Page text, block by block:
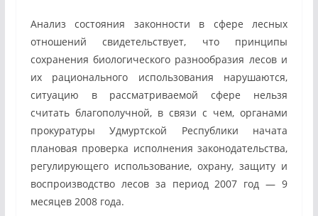
Анализ состояния законности в сфере лесных
отношений свидетельствует, что принципы
сохранения биологического разнообразия лесов и
их рационального использования нарушаются,
ситуацию в рассматриваемой сфере нельзя
считать благополучной, в связи с чем, органами
прокуратуры Удмуртской Республики начата
плановая проверка исполнения законодательства,
регулирующего использование, охрану, защиту и
воспроизводство лесов за период 2007 год — 9
месяцев 2008 года.